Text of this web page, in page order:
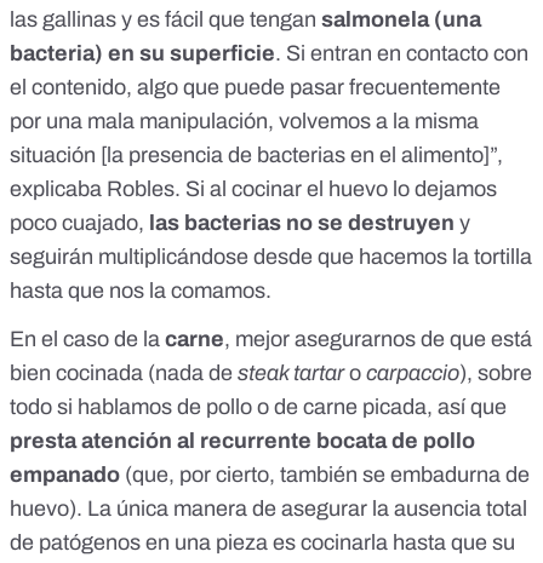
las gallinas y es fácil que tengan salmonela (una
bacteria) en su superficie. Si entran en contacto con
el contenido, algo que puede pasar frecuentemente
por una mala manipulación, volvemos a la misma
situación [la presencia de bacterias en el alimento]”,
explicaba Robles. Si al cocinar el huevo lo dejamos
poco cuajado, las bacterias no se destruyen y
seguirán multiplicándose desde que hacemos la tortilla
hasta que nos la comamos.
En el caso de la carne, mejor asegurarnos de que está
bien cocinada (nada de steak tartaro carpaccio), sobre
todo si hablamos de pollo o de carne picada, así que
presta atención al recurrente bocata de pollo
empanado (que, por cierto, también se embadurna de
huevo). La única manera de asegurar la ausencia total
de patógenos en una pieza es cocinarla hasta que su